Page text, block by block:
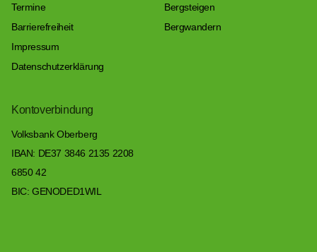
Termine
Barrierefreiheit
Impressum
Datenschutzerklärung
Bergsteigen
Bergwandern
Kontoverbindung
Volksbank Oberberg
IBAN: DE37 3846 2135 2208
6850 42
BIC: GENODED1WIL